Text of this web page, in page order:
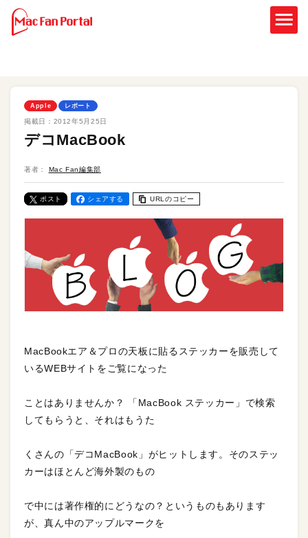
Apple レポート
掲載日： 2012年5月25日
デコMacBook
著者： Mac Fan編集部
ポスト シェアする URLのコピー
MacBookエア＆プロの天板に貼るステッカーを販売して
いるWEBサイトをご覧になった
ことはありませんか？ 「MacBook ステッカー」で検索
してもらうと、それはもうた
くさんの「デコMacBook」がヒットします。そのステッ
カーはほとんど海外製のもの
で中には著作権的にどうなの？というものもあります
が、真ん中のアップルマークを